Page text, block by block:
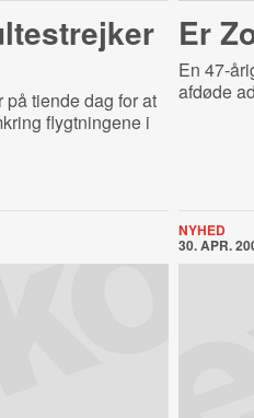
tiende dag for at
flygtningene i
Er
En 47-
afdøde
NYHED
30. APR.